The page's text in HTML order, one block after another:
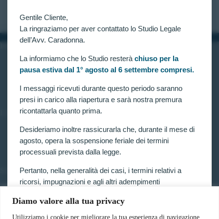
Diamo valore alla tua privacy
Utilizziamo i cookie per migliorare la tua esperienza di navigazione,
Gentile Cliente,
La ringraziamo per aver contattato lo Studio Legale
dell’Avv. Caradonna.
La informiamo che lo Studio resterà chiuso per la
pausa estiva dal 1° agosto al 6 settembre compresi.
I messaggi ricevuti durante questo periodo saranno
presi in carico alla riapertura e sarà nostra premura
ricontattarla quanto prima.
Desideriamo inoltre rassicurarla che, durante il mese di
agosto, opera la sospensione feriale dei termini
processuali prevista dalla legge.
Pertanto, nella generalità dei casi, i termini relativi a
ricorsi, impugnazioni e agli altri adempimenti
sospesi.
Home
Chi siamo
LINK UTILI
Prenota consulenza
Privacy e Cookie Policy
SERVIZI
Forze armate e polizia
Concorsi pubblici
Pubblico impiego